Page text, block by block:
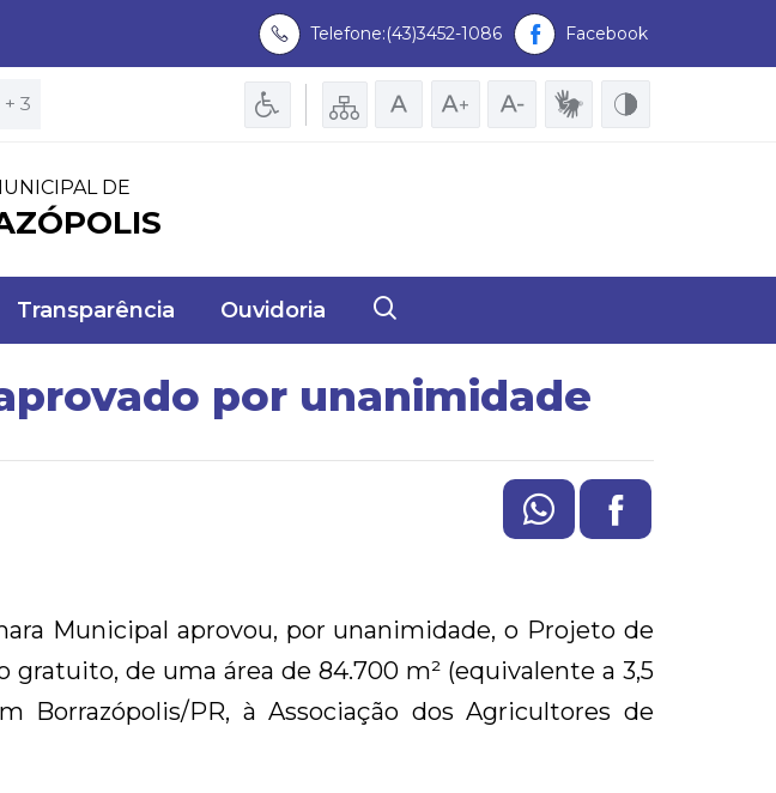
Telefone:(43)3452-1086 Facebook
3
DE
Transparência Ouvidoria
por unanimidade
Municipal aprovou, por unanimidade, o Projeto de
de uma área de 84.700 m² (equivalente a 3,5
Borrazópolis/PR, à Associação dos Agricultores de